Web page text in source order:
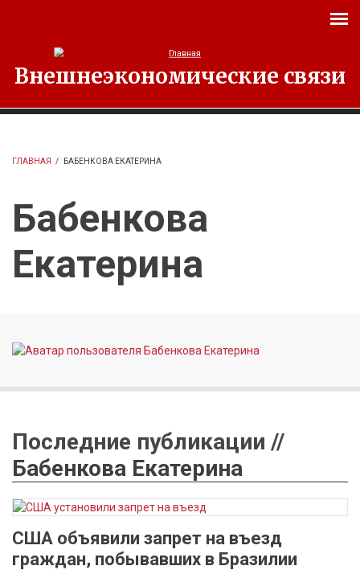
Внешнеэкономические связи
ГЛАВНАЯ / БАБЕНКОВА ЕКАТЕРИНА
Бабенкова
Екатерина
Последние публикации //
Бабенкова Екатерина
США объявили запрет на въезд
граждан, побывавших в Бразилии